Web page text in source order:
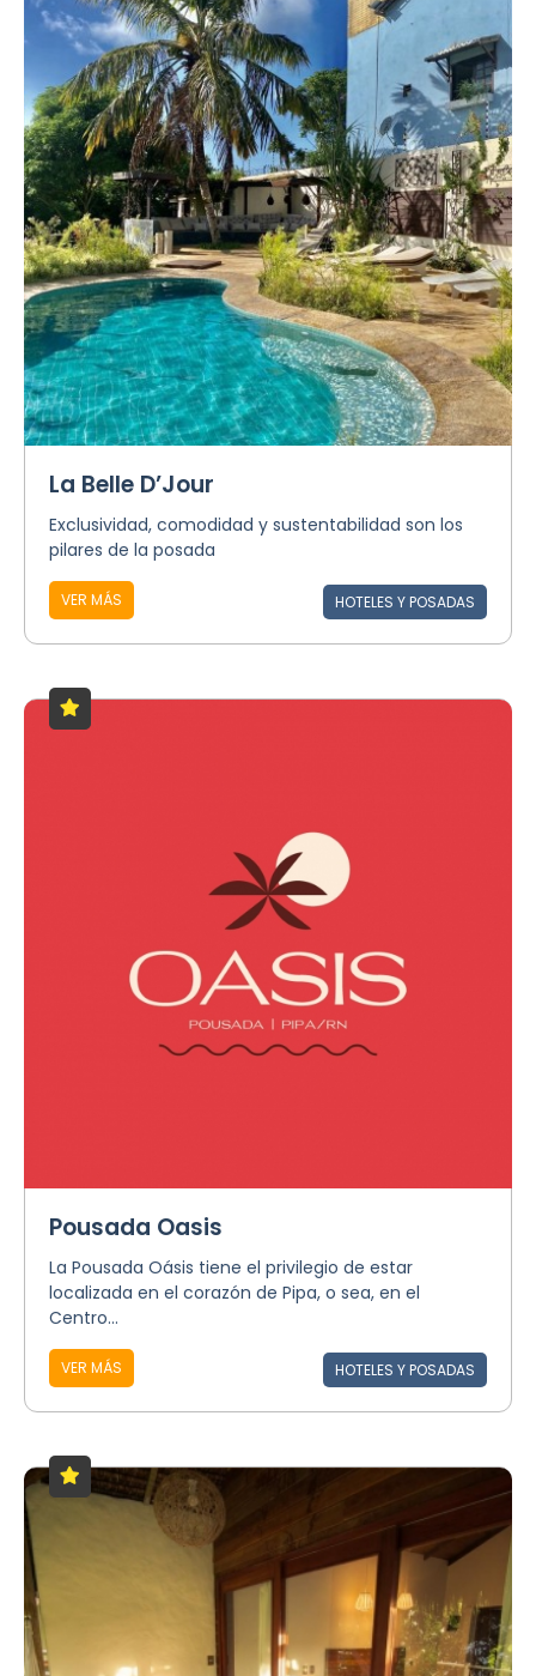
La Belle D’Jour
Exclusividad, comodidad y sustentabilidad son los
pilares de la posada
VER MÁS HOTELES Y POSADAS
Pousada Oasis
La Pousada Oásis tiene el privilegio de estar
localizada en el corazón de Pipa, o sea, en el
Centro...
VER MÁS HOTELES Y POSADAS